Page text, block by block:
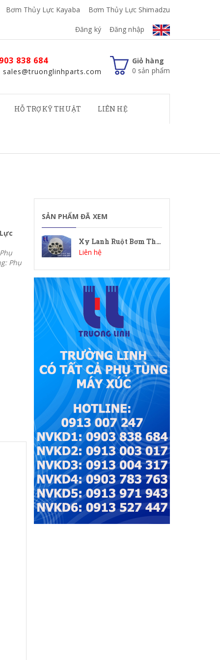
Bơm Thủy Lực Kayaba Bơm Thủy Lực Shimadzu
Đăng ký Đăng nhập
Giỏ hàng
0 sản phẩm
838 684
sales@truonglinhparts.com
HỖ TRỢ KỸ THUẬT LIÊN HỆ
Phụ
SẢN PHẨM ĐÃ XEM
Xy Lanh Ruột Bơm Thủy Lực HPV63 - Phụ Tùng Máy Đào
Liên hệ